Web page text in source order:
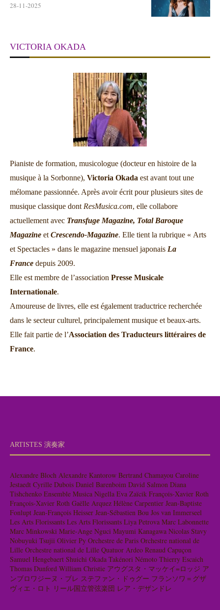
28-11-2025
VICTORIA OKADA
Pianiste de formation, musicologue (docteur en histoire de la
musique à la Sorbonne), Victoria Okada est avant tout une
mélomane passionnée. Après avoir écrit pour plusieurs sites de
musique classique dont ResMusica.com, elle collabore
actuellement avec Transfuge Magazine, Total Baroque
Magazine et Crescendo-Magazine. Elle tient la rubrique « Arts
et Spectacles » dans le magazine mensuel japonais La
France depuis 2009.
Elle est membre de l’association Presse Musicale
Internationale.
Amoureuse de livres, elle est également traductrice recherchée
dans le secteur culturel, principalement musique et beaux-arts.
Elle fait partie de l’Association des Traducteurs littéraires de
France.
ARTISTES 演奏家
Alexandre Bloch Alexandre Kantorow Bertrand Chamayou Caroline
Jestaedt Cyrille Dubois Daniel Barenboim David Salmon Diana
Tishchenko Ensemble Musica Nigella Eva Zaïcik François-Xavier Roth
François-Xavier Roth Gaëlle Arquez Hélène Carpentier Jean-Baptiste
Fonlupt Jean-François Heisser Jean-Sébastien Bou Jos van Immerseel
Les Arts Florissants Les Arts Florissants Liya Petrova Marc Labonnette
Marc Minkowski Marie-Ange Nguci Mayumi Kanagawa Nicolas Stavy
Nobuyuki Tsujii Olivier Py Orchestre de Paris Orchestre national de
Lille Orchestre national de Lille Quatuor Ardeo Renaud Capuçon
Samuel Hengebaert Shuichi Okada Takénori Némoto Thierry Escaich
Thomas Dunford William Christie アウグスタ・マッケイ=ロッジ ア
ンブロワジーヌ・ブレ ステファン・ドゥグー フランソワ＝グザ
ヴィエ・ロト リール国立管弦楽団 レア・デザンドレ